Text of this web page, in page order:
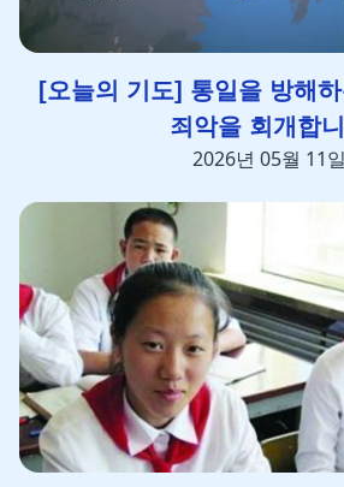
[오늘의 기도] 통일을 방해
죄악을 회개합
2026년 05월 11일